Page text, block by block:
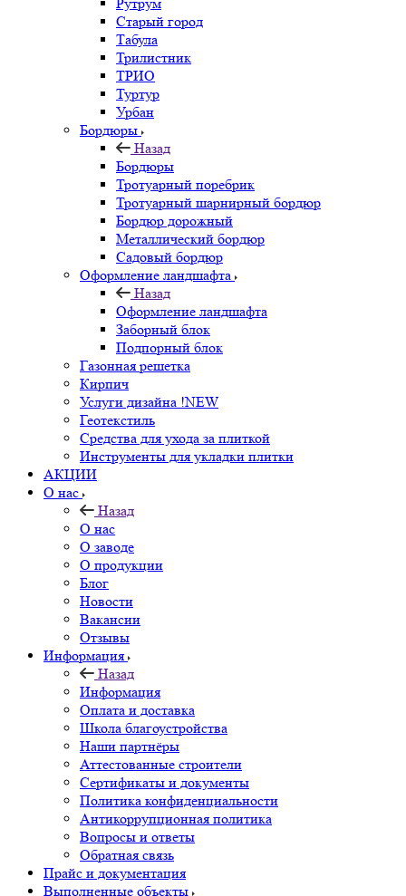
Старый город
Табула
Трилистник
ТРИО
Туртур
Урбан
Бордюры
Назад
Бордюры
Тротуарный поребрик
Тротуарный шарнирный бордюр
Бордюр дорожный
Металлический бордюр
Садовый бордюр
Оформление ландшафта
Назад
Оформление ландшафта
Заборный блок
Подпорный блок
Газонная решетка
Кирпич
Услуги дизайна !NEW
Геотекстиль
Средства для ухода за плиткой
Инструменты для укладки плитки
АКЦИИ
О нас
Назад
О нас
О заводе
О продукции
Блог
Новости
Вакансии
Отзывы
Информация
Назад
Информация
Оплата и доставка
Школа благоустройства
Наши партнёры
Аттестованные строители
Сертификаты и документы
Политика конфиденциальности
Антикоррупционная политика
Вопросы и ответы
Обратная связь
Прайс и документация
Выполненные объекты